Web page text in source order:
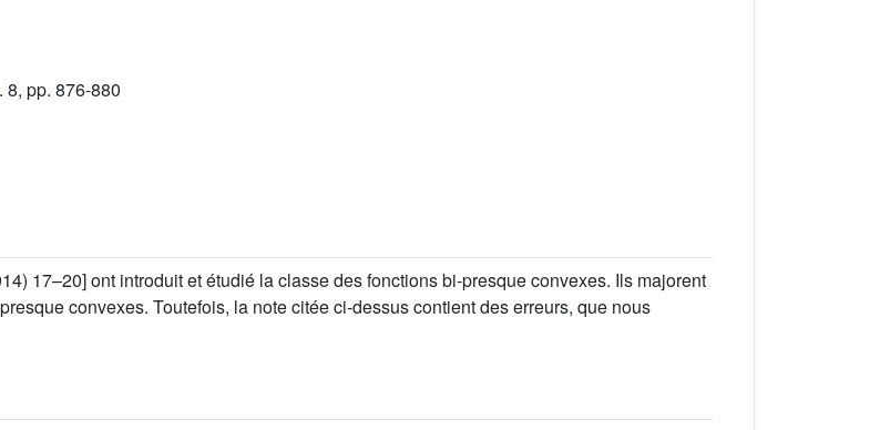
pp. 876-880
17–20] ont introduit et étudié la classe des fonctions bi-presque convexes. Ils majorent
convexes. Toutefois, la note citée ci-dessus contient des erreurs, que nous